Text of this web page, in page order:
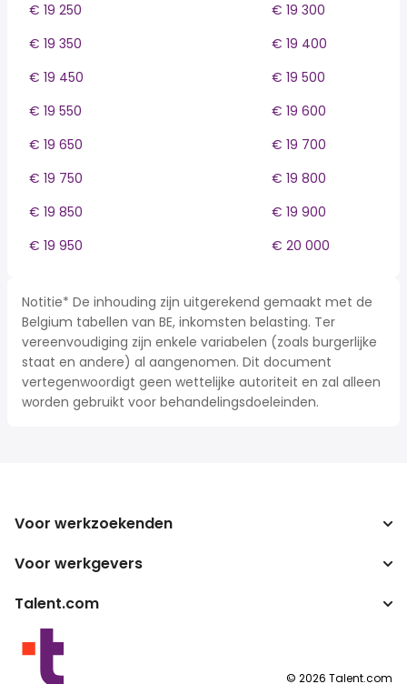
€ 19 250
€ 19 300
€ 19 350
€ 19 400
€ 19 450
€ 19 500
€ 19 550
€ 19 600
€ 19 650
€ 19 700
€ 19 750
€ 19 800
€ 19 850
€ 19 900
€ 19 950
€ 20 000
Notitie* De inhouding zijn uitgerekend gemaakt met de
Belgium tabellen van BE, inkomsten belasting. Ter
vereenvoudiging zijn enkele variabelen (zoals burgerlijke
staat en andere) al aangenomen. Dit document
vertegenwoordigt geen wettelijke autoriteit en zal alleen
worden gebruikt voor behandelingsdoeleinden.
Voor werkzoekenden
Jobs zoeken
Salarisomzetter
Voor werkgevers
Onderneming
Publisher programma's
Talent.com
Meer landen
Servicevoorwaarden
© 2026 Talent.com